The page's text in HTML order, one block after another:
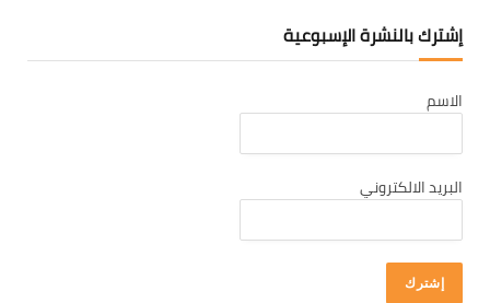
كانون ثاني 2026
تشرين ثاني 2025
تشرين أول 2025
أيلول 2025
تموز 2025
حزيران 2025
إشترك بالنشرة الإسبوعية
الاسم
البريد الالكتروني